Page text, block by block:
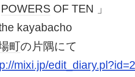
POWERS OF TEN 」
kayabacho
町の片隅にて
mixi.jp/